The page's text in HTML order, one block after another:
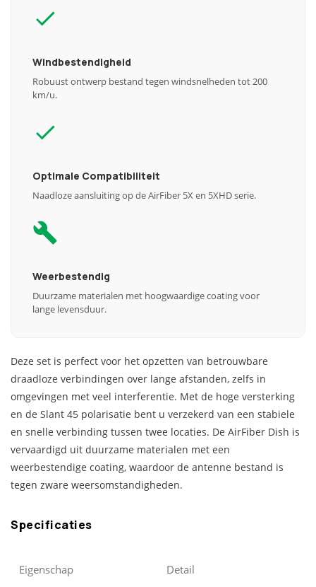
Windbestendigheid
Robuust ontwerp bestand tegen windsnelheden tot 200
km/u.
Optimale Compatibiliteit
Naadloze aansluiting op de AirFiber 5X en 5XHD serie.
Weerbestendig
Duurzame materialen met hoogwaardige coating voor
lange levensduur.
Deze set is perfect voor het opzetten van betrouwbare
draadloze verbindingen over lange afstanden, zelfs in
omgevingen met veel interferentie. Met de hoge versterking
en de Slant 45 polarisatie bent u verzekerd van een stabiele
en snelle verbinding tussen twee locaties. De AirFiber Dish is
vervaardigd uit duurzame materialen met een
weerbestendige coating, waardoor de antenne bestand is
tegen zware weersomstandigheden.
Specificaties
Eigenschap Detail